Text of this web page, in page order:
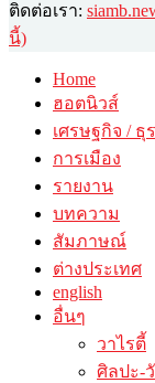
ติดต่อเรา:
นี้)
Home
ฮอตนิวส์
เศรษฐกิจ / ธุ
การเมือง
รายงาน
บทความ
สัมภาษณ์
ต่างประเทศ
english
อื่นๆ
วาไรตี้
ศิลปะ-